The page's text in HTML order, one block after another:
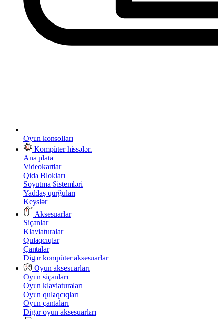
Oyun konsolları
Kompüter hissələri
Ana plata
Videokartlar
Qida Blokları
Soyutma Sistemləri
Yaddaş qurğuları
Keyslər
Aksesuarlar
Siçanlar
Klaviaturalar
Qulaqcıqlar
Çantalar
Digər kompüter aksesuarları
Oyun aksesuarları
Oyun siçanları
Oyun klaviaturaları
Oyun qulaqcıqları
Oyun çantaları
Digər oyun aksesuarları